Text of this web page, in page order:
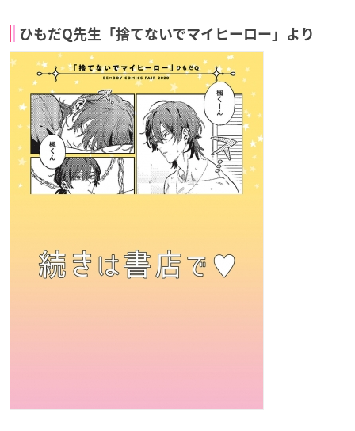
ひもだQ先生「捨てないでマイヒーロー」より